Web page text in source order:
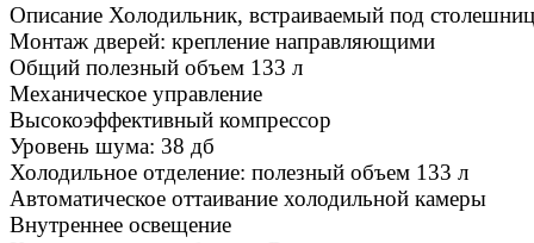
Описание Холодильник, встраиваемый под
Монтаж дверей: крепление направляющими
Общий полезный объем 133 л
Механическое управление
Высокоэффективный компрессор
Уровень шума: 38 дб
Холодильное отделение: полезный объем 133 л
Автоматическое оттаивание холодильной камеры
Внутреннее освещение